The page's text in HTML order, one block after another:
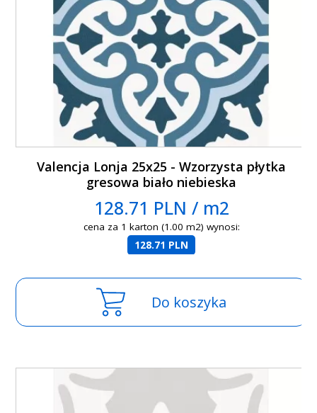
Valencja Lonja 25x25 - Wzorzysta płytka
gresowa biało niebieska
128.71 PLN / m2
cena za 1 karton (1.00 m2) wynosi:
128.71 PLN
Do koszyka